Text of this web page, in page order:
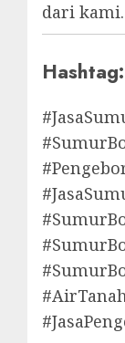
dari kami.
Hashtag: